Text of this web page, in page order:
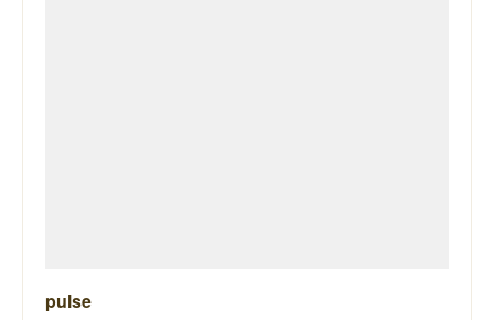
pulse